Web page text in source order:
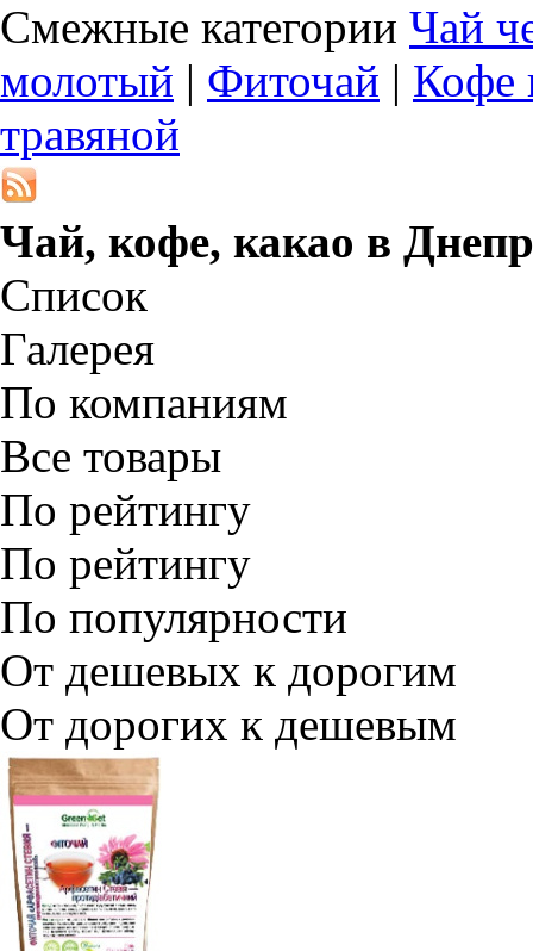
Смежные категории Чай
молотый | Фиточай | Кофе
травяной
Чай, кофе, какао в
Список
Галерея
По компаниям
Все товары
По рейтингу
По рейтингу
По популярности
От дешевых к дорогим
От дорогих к дешевым